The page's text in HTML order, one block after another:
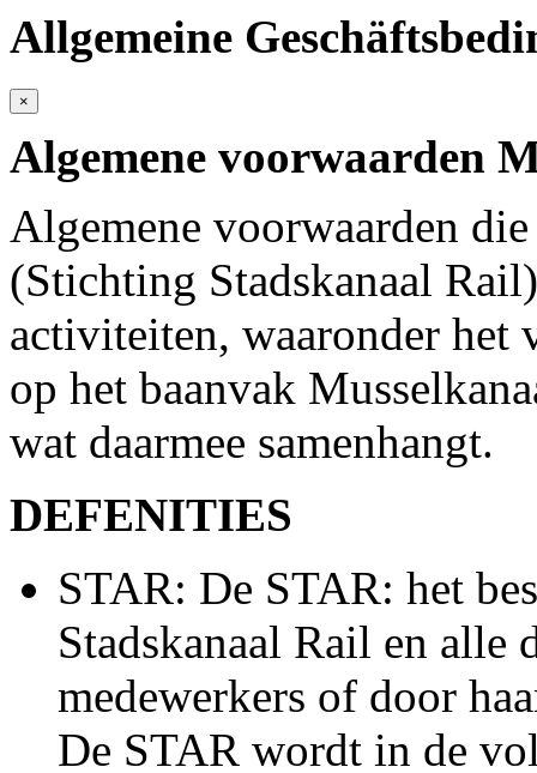
Allgemeine
×
Algemene voorwaarden
Algemene voorwaarden
(Stichting Stadskanaal
activiteiten, waaronder het
op het baanvak
wat daarmee samenhangt.
DEFENITIES
STAR: De STAR: het
Stadskanaal Rail en alle
medewerkers of door
De STAR wordt in de